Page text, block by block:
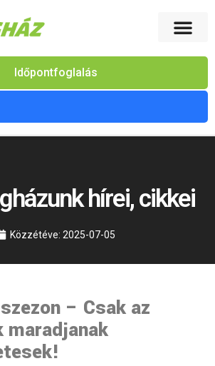
Időpontfoglalás
hírei, cikkei
Közzétéve: 2025-07-05
– Csak az
maradjanak